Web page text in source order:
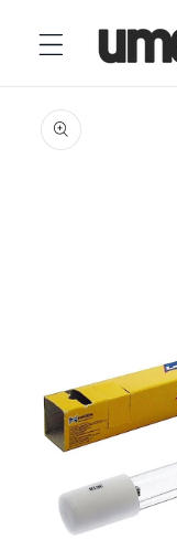
directamente
al contenido
a la
información